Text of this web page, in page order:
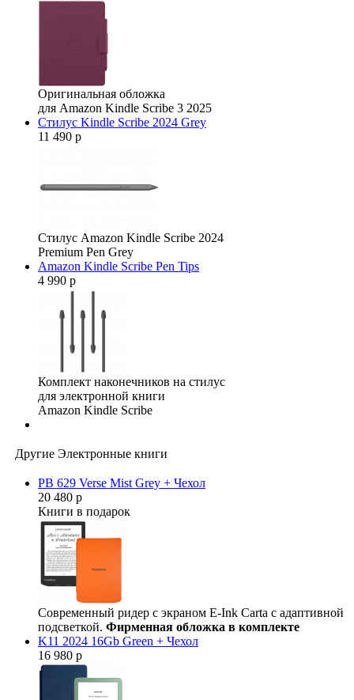
Оригинальная обложка
для Amazon Kindle Scribe 3 2025
Стилус Kindle Scribe 2024 Grey
11 490 р
Стилус Amazon Kindle Scribe 2024
Premium Pen Grey
Amazon Kindle Scribe Pen Tips
4 990 р
Комплект наконечников на стилус
для электронной книги
Amazon Kindle Scribe
Другие Электронные книги
PB 629 Verse Mist Grey + Чехол
20 480 р
Книги в подарок
Современный ридер с экраном E-Ink Carta с адаптивной
подсветкой. Фирменная обложка в комплекте
K11 2024 16Gb Green + Чехол
16 980 р